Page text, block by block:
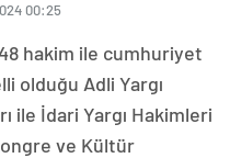
00:25
hakim ile cumhuriyet
olduğu Adli Yargı
ile İdari Yargı Hakimleri
ve Kültür